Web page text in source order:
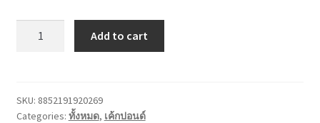
Add to cart
SKU: 8852191920269
Categories: ทั้งหมด, เค้กปอนด์